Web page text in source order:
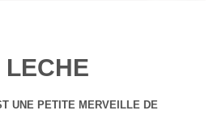
LECHE
UNE PETITE MERVEILLE DE